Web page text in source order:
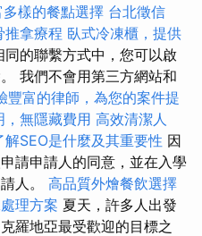
樣的餐點選擇 台北徵信
推拿療程 臥式冷凍櫃，提供
同的聯繫方式中，您可以啟
我們不會用第三方網站和
豐富的律師，為您的案件提
，無隱藏費用 高效清潔人
解SEO是什麼及其重要性 因
請申請人的同意，並在入學
人。 高品質外燴餐飲選擇
理方案 夏天，許多人出發
羅地亞最受歡迎的目標之